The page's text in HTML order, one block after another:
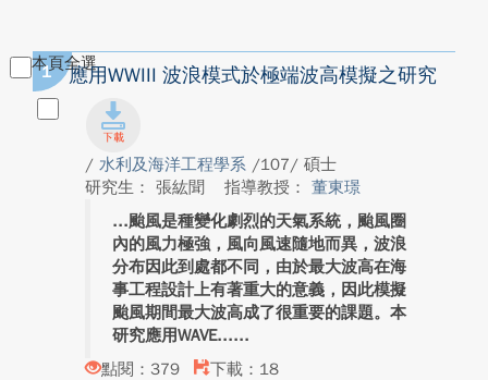
本頁全選
1 應用WWIII 波浪模式於極端波高模擬之研究
/ 水利及海洋工程學系 /107/ 碩士
研究生： 張紘聞
指導教授： 董東璟
颱風是種變化劇烈的天氣系統，颱風圈
內的風力極強，風向風速隨地而異，波浪
分布因此到處都不同，由於最大波高在海
事工程設計上有著重大的意義，因此模擬
颱風期間最大波高成了很重要的課題。本
研究應用WAVE...
點閱：379
下載：18